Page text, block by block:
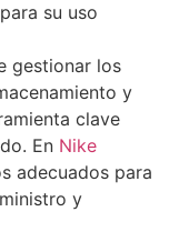
su uso
gestionar los
y
clave
En Nike
adecuados para
y